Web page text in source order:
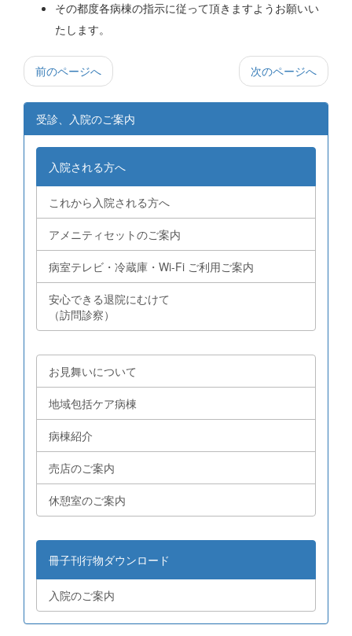
その都度各病棟の指示に従って頂きますようお願いい
たします。
前のページへ 次のページへ
受診、入院のご案内
入院される方へ
これから入院される方へ
アメニティセットのご案内
病室テレビ・冷蔵庫・Wi-Fi ご利用ご案内
安心できる退院にむけて
（訪問診察）
お見舞いについて
地域包括ケア病棟
病棟紹介
売店のご案内
休憩室のご案内
冊子刊行物ダウンロード
入院のご案内